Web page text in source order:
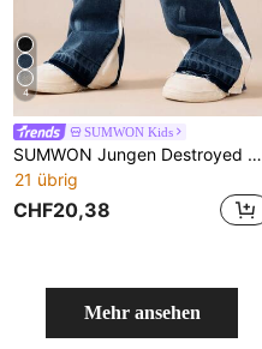
4
SUMWON Kids
SUMWON Jungen Destroyed Jeans mit Seitenstreifen-Detail und Vintage-Waschung, gerade geschnitten, Lässig für den Urlaub
21 übrig
CHF20,38
Mehr ansehen